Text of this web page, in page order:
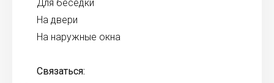
Для беседки
На двери
На наружные окна
Связаться: